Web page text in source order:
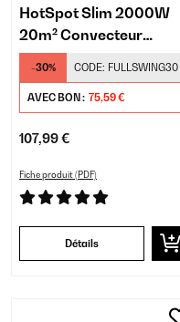
HotSpot Slim 2000W
20m² Convecteur
Électrique Mural Blanc
-30% CODE: FULLSWING30
AVEC BON : 75,59 €
107,99 €
Fiche produit (PDF)
Détails